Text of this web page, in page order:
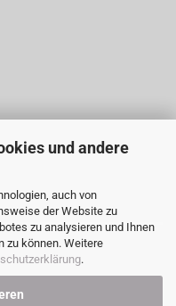
und andere
auch von
der Website zu
zu analysieren und Ihnen
zu können. Weitere
.